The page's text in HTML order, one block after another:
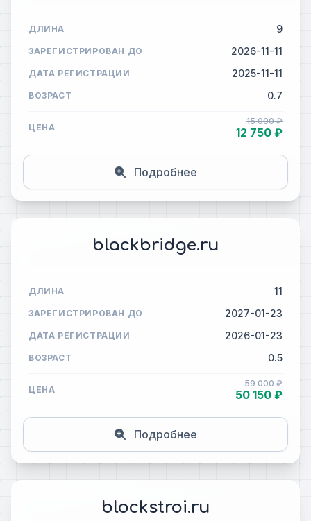
ДЛИНА 9
ЗАРЕГИСТРИРОВАН ДО 2026-11-11
ДАТА РЕГИСТРАЦИИ 2025-11-11
ВОЗРАСТ 0.7
ЦЕНА
15 000 ₽
12 750 ₽
Подробнее
blackbridge.ru
ДЛИНА 11
ЗАРЕГИСТРИРОВАН ДО 2027-01-23
ДАТА РЕГИСТРАЦИИ 2026-01-23
ВОЗРАСТ 0.5
ЦЕНА
59 000 ₽
50 150 ₽
Подробнее
blockstroi.ru